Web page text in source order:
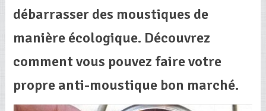
débarrasser des moustiques de
manière écologique. Découvrez
comment vous pouvez faire votre
propre anti-moustique bon marché.